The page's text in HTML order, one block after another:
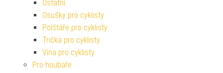
Ostatní
Osušky pro cyklisty
Polštáře pro cyklisty
Trička pro cyklisty
Vína pro cyklisty
Pro houbaře